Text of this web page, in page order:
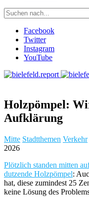
Suche
nach:
Facebook
Twitter
Instagram
YouTube
Holzpömpel:
Aufklärung
Mitte Stadtthemen Verkehr
2026
Plötzlich standen mitten
dutzende Holzpömpel:
hat, diese zumindest 25
keine Lösung des